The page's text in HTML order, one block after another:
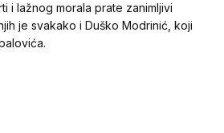
i lažnog morala prate zanimljivi
je svakako i Duško Modrinić, koji